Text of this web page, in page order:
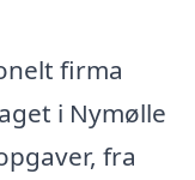
firma
i Nymølle
fra